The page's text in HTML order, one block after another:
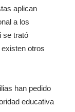
aplican
a los
se trató
otros
han pedido
educativa